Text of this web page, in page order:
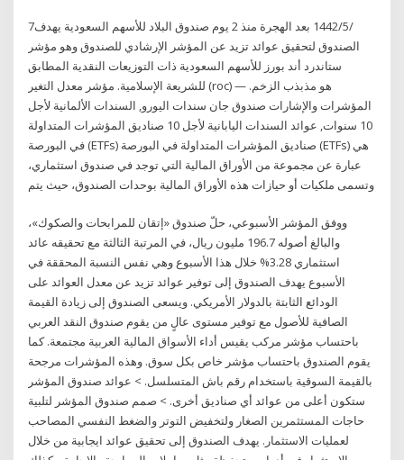
7‏‏/5‏‏/1442 بعد الهجرة منذ 2 يوم صندوق البلاد للأسهم السعودية يهدف
الصندوق لتحقيق عوائد تزيد عن المؤشر الإرشادي للصندوق وهو مؤشر
ستاندرد أند بورز للأسهم السعودية ذات التوزيعات النقدية المطابق
للشريعة الإسلامية. مؤشر معدل التغير (roc) هو مذبذب الزخم. —
المؤشرات والإشارات صندوق جان سندات اليورو, السندات الألمانية لأجل
10 سنوات, عوائد السندات اليابانية لأجل 10 صناديق المؤشرات المتداولة
في البورصة (ETFs) صناديق المؤشرات المتداولة في البورصة (ETFs) هي
عبارة عن مجموعة من الأوراق المالية التي توجد في صندوق استثماري،
وتسمى ملكيات أو حيازات هذه الأوراق المالية بوحدات الصندوق، حيث يتم
ووفق المؤشر الأسبوعي، حلّ صندوق «إتقان للمرابحات والصكوك»،
والبالغ أصوله 196.7 مليون ريال، في المرتبة الثالثة مع تحقيقه عائد
استثماري 3.28% خلال هذا الأسبوع وهي نفس النسبة المحققة في
الأسبوع يهدف الصندوق إلى توفير عوائد تزيد عن معدل العوائد على
الودائع الثابتة بالدولار الأمريكي. ويسعى الصندوق إلى زيادة القيمة
الصافية للأصول مع توفير مستوى عالٍ من يقوم صندوق النقد العربي
باحتساب مؤشر مركب يقيس أداء الأسواق المالية العربية مجتمعة. كما
يقوم الصندوق باحتساب مؤشر خاص بكل سوق. وهذه المؤشرات مرجحة
بالقيمة السوقية باستخدام رقم باش المتسلسل. > عوائد صندوق المؤشر
ستكون أعلى من عوائد أي صناديق أخرى. > صمم صندوق المؤشر لتلبية
حاجات المستثمرين الصغار ولتخفيض التوتر والضغط النفسي المصاحب
لعمليات الاستثمار. يهدف الصندوق إلى تحقيق عوائد ايجابية من خلال